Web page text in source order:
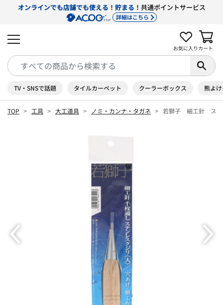
オンラインでも店舗でも使える！貯まる！ 共通ポイントサービス
詳細はこちら
お気に入り カート
TV・SNSで話題 タイルカーペット クーラーボックス 熊よ
TOP 工具 大工道具 ノミ・カンナ・タガネ 若獅子 細工針 ステ